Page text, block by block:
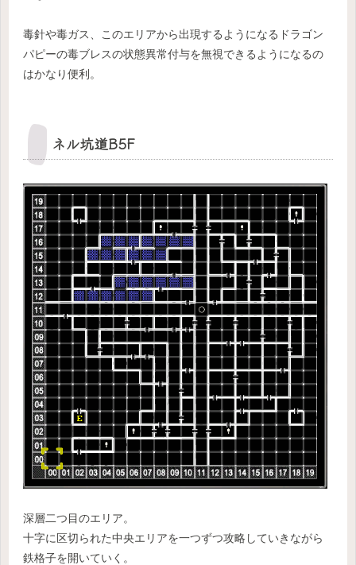
毒針や毒ガス、このエリアから出現するようになるドラゴン
パピーの毒ブレスの状態異常付与を無視できるようになるの
はかなり便利。
ネル坑道B5F
深層二つ目のエリア。
十字に区切られた中央エリアを一つずつ攻略していきながら
鉄格子を開いていく。